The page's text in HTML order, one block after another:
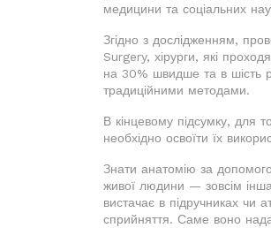
медицини та соціальних
Згідно з дослідженням,
Surgery, хірурги, які
на 30% швидше та в шість
традиційними методами.
В кінцевому підсумку, для
необхідно освоїти їх
Знати анатомію за
живої людини — зовсім
вистачає в підручниках чи
сприйняття. Саме воно